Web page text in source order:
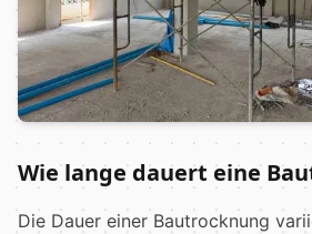
Wie lange dauert eine
Die Dauer einer Bautrocknung